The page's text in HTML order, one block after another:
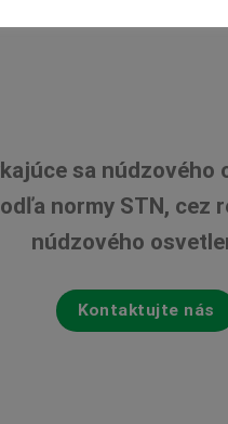
sa
normy STN, cez
núdzového
Kontaktujte nás